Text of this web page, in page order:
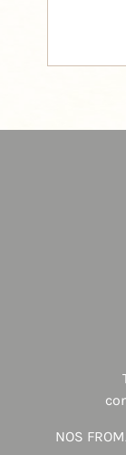
NOS